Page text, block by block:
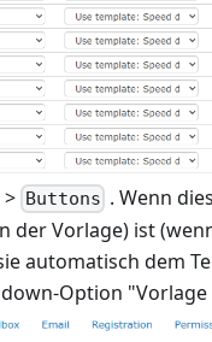
> Buttons . Wenn
Vorlage) ist
automatisch dem
Option